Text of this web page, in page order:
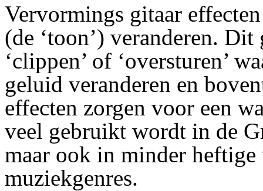
Vervormings gitaar
(de ‘toon’) veranderen.
‘clippen’ of ‘oversturen’
geluid veranderen en
effecten zorgen voor een
veel gebruikt wordt in de
maar ook in minder heftige
muziekgenres.